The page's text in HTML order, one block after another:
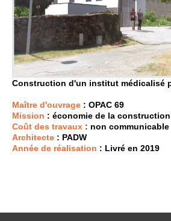
Construction d'un institut médicalisé
Maître d'ouvrage : OPAC 69
Mission : économie de la construction
Coût des travaux : non communicable
Architecte : PADW
Année de réalisation : Livré en 2019